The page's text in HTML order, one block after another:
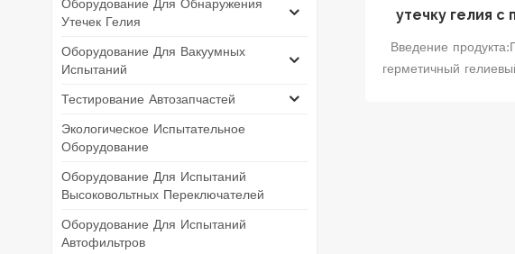
утечку гелия с
прямого
Введение
герметичный
Оборудование Для Обнаружения
Утечек Гелия
Оборудование Для Вакуумных
Испытаний
Тестирование Автозапчастей
Экологическое Испытательное
Оборудование
Оборудование Для Испытаний
Высоковольтных Переключателей
Оборудование Для Испытаний
Автофильтров